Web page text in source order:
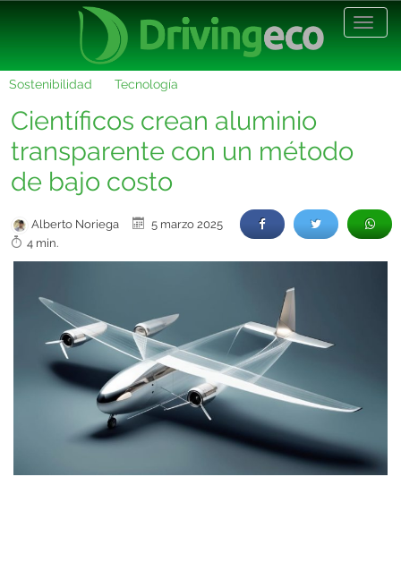
Sostenibilidad Tecnología
Científicos crean aluminio
transparente con un método
de bajo costo
Alberto Noriega
5 marzo 2025
4 min.